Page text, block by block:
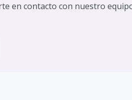
en contacto con nuestro